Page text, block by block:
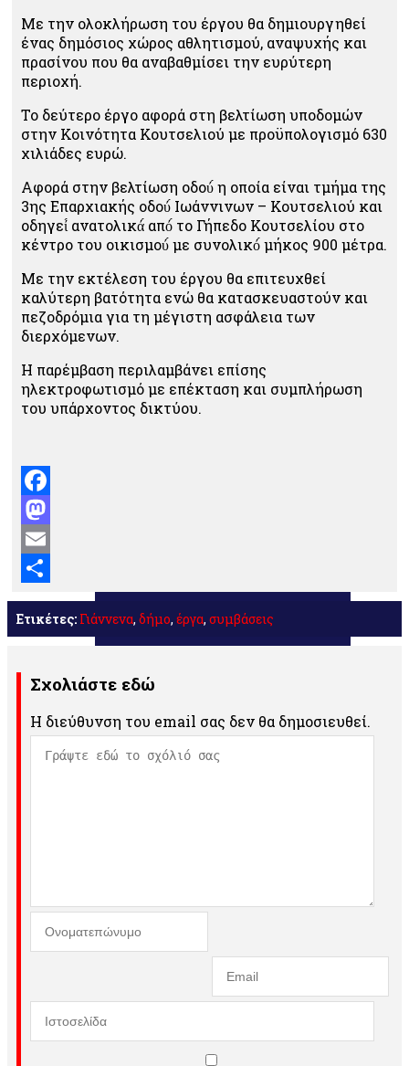
Με την ολοκλήρωση του έργου θα δημιουργηθεί
ένας δημόσιος χώρος αθλητισμού, αναψυχής και
πρασίνου που θα αναβαθμίσει την ευρύτερη
περιοχή.
Το δεύτερο έργο αφορά στη βελτίωση υποδομών
στην Κοινότητα Κουτσελιού με προϋπολογισμό 630
χιλιάδες ευρώ.
Αφορά στην βελτίωση οδού́ η οποία είναι τμήμα της
3ης Επαρχιακής οδού́ Ιωάννινων – Κουτσελιού και
οδηγεί́ ανατολικά́ από́ το Γήπεδο Κουτσελίου στο
κέντρο του οικισμού́ με συνολικό́ μήκος 900 μέτρα.
Με την εκτέλεση του έργου θα επιτευχθεί
καλύτερη βατότητα ενώ θα κατασκευαστούν και
πεζοδρόμια για τη μέγιστη ασφάλεια των
διερχόμενων.
Η παρέμβαση περιλαμβάνει επίσης
ηλεκτροφωτισμό με επέκταση και συμπλήρωση
του υπάρχοντος δικτύου.
Facebook
Mastodon
Email
Μοιραστείτε
Ετικέτες: Γιάννενα, δήμο, έργα, συμβάσεις
Σχολιάστε εδώ
Η διεύθυνση του email σας δεν θα δημοσιευθεί.